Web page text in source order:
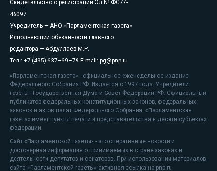
Свидетельство о регистрации Эл № ФС77-
46097
Учредитель — АНО «Парламентская газета»
Исполняющий обязанности главного
редактора — Абдуллаев М.Р.
Тел.: +7 (495) 637–69–79 E-mail: pg@pnp.ru
«Парламентская газета» - официальное еженедельное издание
Федерального Собрания РФ. Издается с 1997 года. Учредители
газеты - Государственная Дума и Совет Федерации РФ. Официальный
публикатор федеральных конституционных законов, федеральных
законов и актов палат Федерального Собрания. «Парламентская
газета» имеет пункты печати и представительства в десяти субъектах
федерации.
Сайт «Парламентской газеты» - это оперативные новости и
достоверная информация о принимаемых в стране законах и
деятельности депутатов и сенаторов. При использовании материалов
сайта «Парламентской газеты» активная ссылка на pnp.ru